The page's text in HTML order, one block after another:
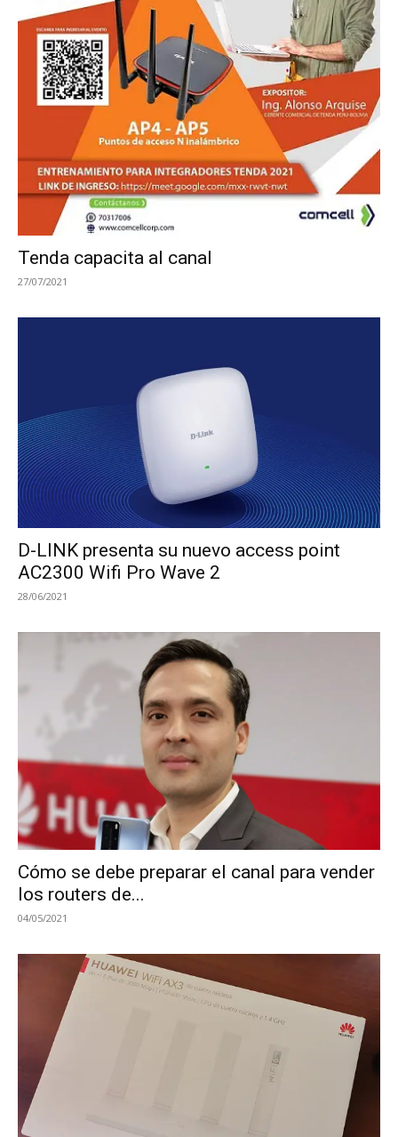
Tenda capacita al canal
27/07/2021
D-LINK presenta su nuevo access point
AC2300 Wifi Pro Wave 2
28/06/2021
Cómo se debe preparar el canal para vender
los routers de...
04/05/2021